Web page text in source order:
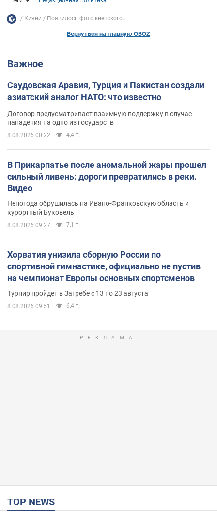
Кияни Появилось фото киевского...
Вернуться на главную OBOZ
Важное
Саудовская Аравия, Турция и Пакистан создали
азиатский аналог НАТО: что известно
Договор предусматривает взаимную поддержку в случае
нападения на одно из государств
8.08.2026 00:22 4,4 т.
В Прикарпатье после аномальной жары прошел
сильный ливень: дороги превратились в реки.
Видео
Непогода обрушилась на Ивано-Франковскую область и
курортный Буковель
8.08.2026 09:27 7,1 т.
Хорватия унизила сборную России по
спортивной гимнастике, официально не пустив
на чемпионат Европы основных спортсменов
Турнир пройдет в Загребе с 13 по 23 августа
8.08.2026 09:51 6,4 т.
TOP NEWS